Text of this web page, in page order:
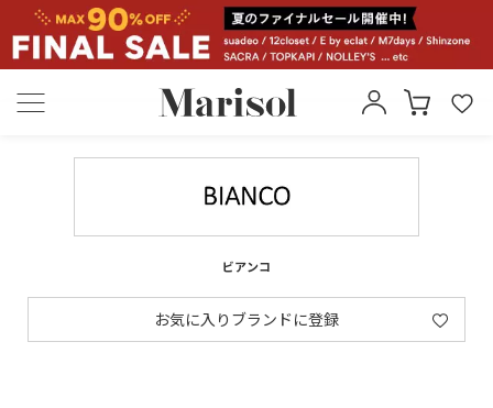
ビアンコ
お気に入りブランドに登録